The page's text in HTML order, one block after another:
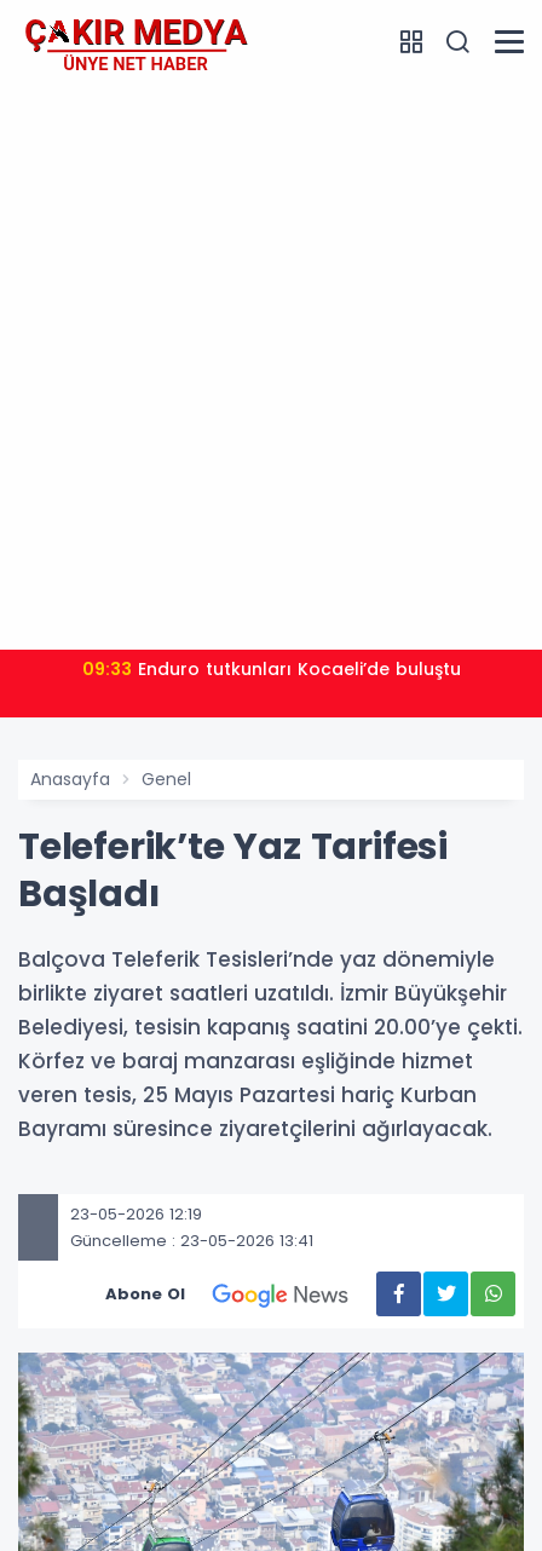
09:33 Enduro tutkunları Kocaeli’de buluştu
Anasayfa Genel
Teleferik’te Yaz Tarifesi
Başladı
Balçova Teleferik Tesisleri’nde yaz dönemiyle
birlikte ziyaret saatleri uzatıldı. İzmir Büyükşehir
Belediyesi, tesisin kapanış saatini 20.00’ye çekti.
Körfez ve baraj manzarası eşliğinde hizmet
veren tesis, 25 Mayıs Pazartesi hariç Kurban
Bayramı süresince ziyaretçilerini ağırlayacak.
23-05-2026 12:19
Güncelleme : 23-05-2026 13:41
Abone Ol